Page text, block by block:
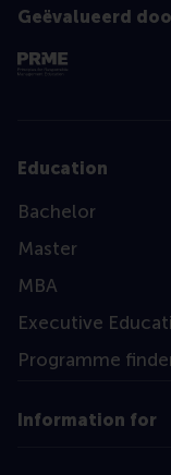
Geëvalueerd
Education
Bachelor
Master
MBA
Executive
Programme
Information for